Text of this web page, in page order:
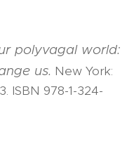
polyvagal world:
us. New York:
ISBN 978-1-324-